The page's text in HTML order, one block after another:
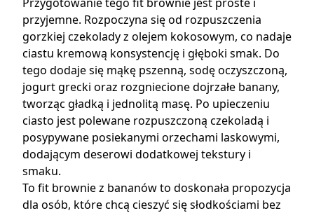
przyjemne. Rozpoczyna się od rozpuszczenia
gorzkiej czekolady z olejem kokosowym, co nadaje
ciastu kremową konsystencję i głęboki smak. Do
tego dodaje się mąkę pszenną, sodę oczyszczoną,
jogurt grecki oraz rozgniecione dojrzałe banany,
tworząc gładką i jednolitą masę. Po upieczeniu
ciasto jest polewane rozpuszczoną czekoladą i
posypywane posiekanymi orzechami laskowymi,
dodającym deserowi dodatkowej tekstury i
smaku.
To fit brownie z bananów to doskonała propozycja
dla osób, które chcą cieszyć się słodkościami bez